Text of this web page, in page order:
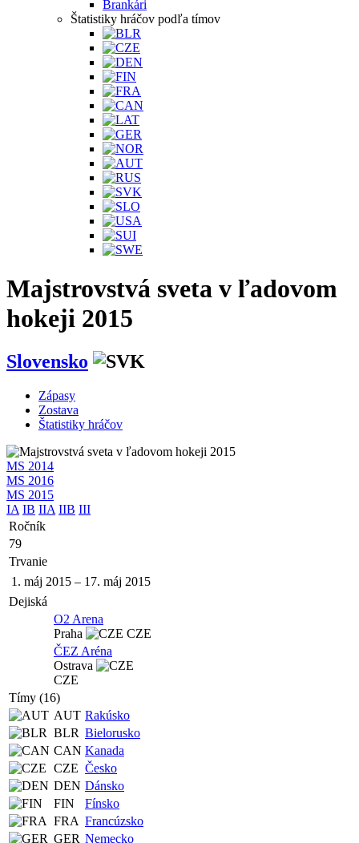
Brankári
Štatistiky hráčov podľa tímov
Majstrovstvá sveta v ľadovom
hokeji 2015
Slovensko
Zápasy
Zostava
Štatistiky hráčov
MS 2014
MS 2016
MS 2015
IA IB IIA IIB III
Ročník
79
Trvanie
1. máj 2015 – 17. máj 2015
Dejiská
O2 Arena
Praha
CZE
ČEZ Aréna
Ostrava
CZE
Tímy (16)
AUT Rakúsko
BLR Bielorusko
CAN Kanada
CZE Česko
DEN Dánsko
FIN
Fínsko
FRA Francúzsko
GER Nemecko